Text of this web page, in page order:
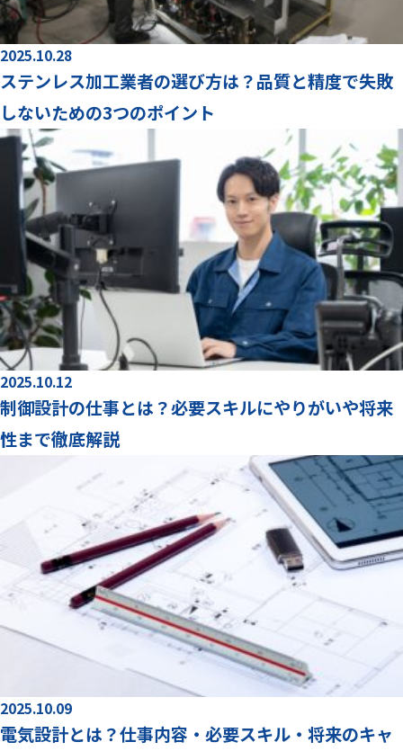
2025.10.28
ステンレス加工業者の選び方は？品質と精度で失敗
しないための3つのポイント
2025.10.12
制御設計の仕事とは？必要スキルにやりがいや将来
性まで徹底解説
2025.10.09
電気設計とは？仕事内容・必要スキル・将来のキャ